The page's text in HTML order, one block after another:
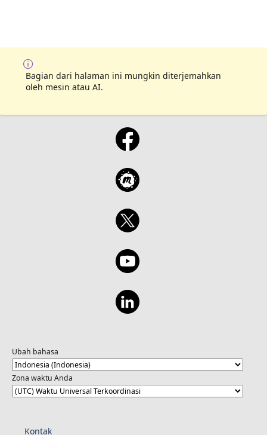
Bagian dari halaman ini mungkin diterjemahkan
oleh mesin atau AI.
Ubah bahasa
Zona waktu Anda
Kontak